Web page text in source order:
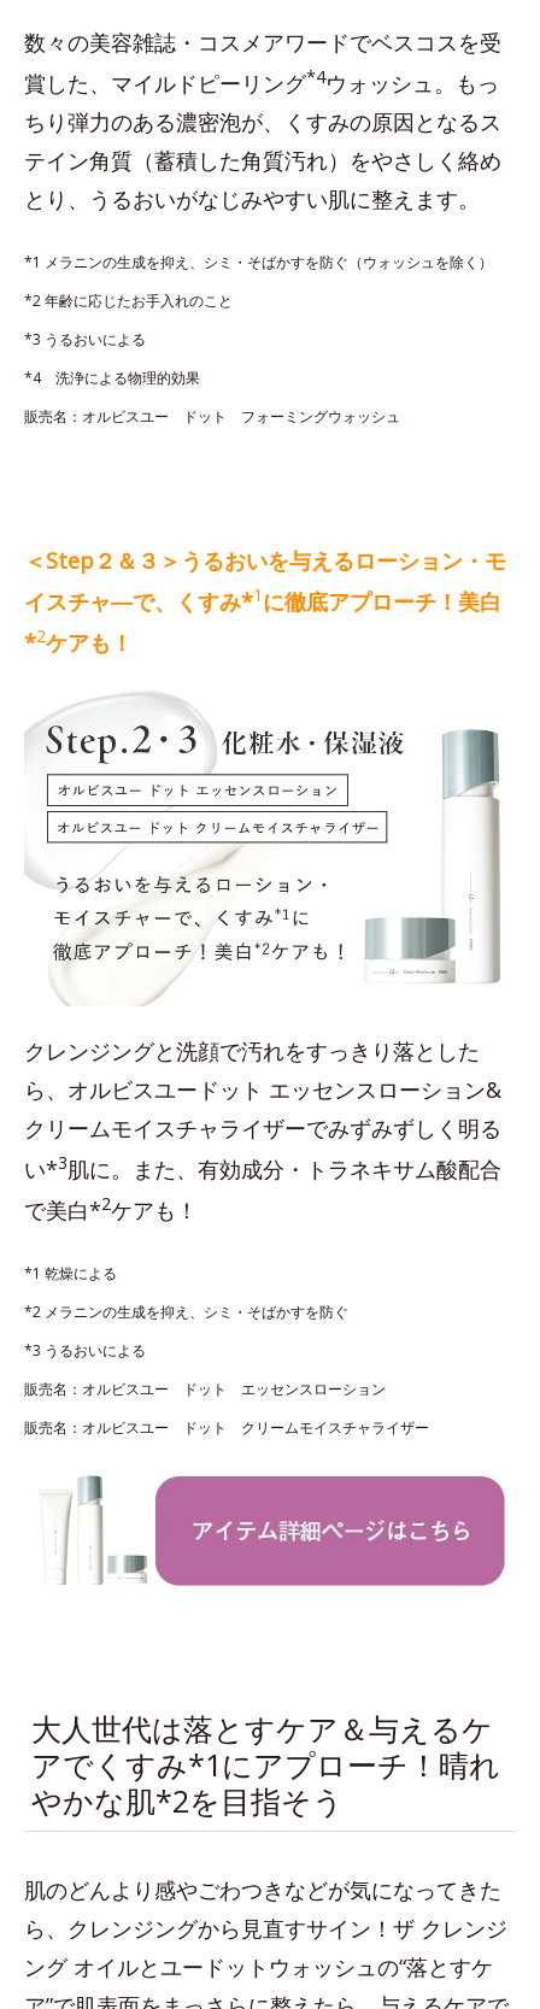
数々の美容雑誌・コスメアワードでベスコスを受
賞した、マイルドピーリング*4ウォッシュ。もっ
ちり弾力のある濃密泡が、くすみの原因となるス
テイン角質（蓄積した角質汚れ）をやさしく絡め
とり、うるおいがなじみやすい肌に整えます。
*1 メラニンの生成を抑え、シミ・そばかすを防ぐ（ウォッシュを除く）
*2 年齢に応じたお手入れのこと
*3 うるおいによる
*4 洗浄による物理的効果
販売名：オルビスユー ドット フォーミングウォッシュ
＜Step２＆３＞うるおいを与えるローション・モ
イスチャ―で、くすみ*1 に徹底アプローチ！美白
*2ケアも！
クレンジングと洗顔で汚れをすっきり落とした
ら、オルビスユードット エッセンスローション&
クリームモイスチャライザーでみずみずしく明る
い*3肌に。また、有効成分・トラネキサム酸配合
で美白*2ケアも！
*1 乾燥による
*2 メラニンの生成を抑え、シミ・そばかすを防ぐ
*3 うるおいによる
販売名：オルビスユー ドット エッセンスローション
販売名：オルビスユー ドット クリームモイスチャライザー
大人世代は落とすケア＆与えるケ
アでくすみ*1にアプローチ！晴れ
やかな肌*2を目指そう
肌のどんより感やごわつきなどが気になってきた
ら、クレンジングから見直すサイン！ザ クレンジ
ング オイルとユードットウォッシュの“落とすケ